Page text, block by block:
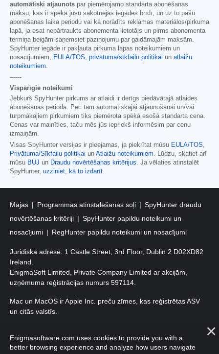
automātiski atjaunots par piemērojamo standarta abonēšanas
maksu, kas ir spēkā jūsu sākotnējās iegādes brīdī, un uz to pašu
abonēšanas laika periodu vai kā norādīts reklāmas materiālos/pirkuma
lapā, ja esat nepārtraukts abonementa lietotājs un pirms abonementa
termiņa beigām saņemsiet paziņojumu par gaidāmajām maksām.
SpyHunter iegāde ir pakļauta pirkuma lapas noteikumiem un
nosacījumiem,
EULA/TOS privātuma/sīkfailu politikai un atlaižu
noteikumiem
------
Vispārīgie noteikumi
Jebkurš SpyHunter pirkums ar atlaidi ir derīgs piedāvātajā atlaides
abonēšanas periodā. Pēc tam automātiskajai atjaunošanai un/vai
turpmākajiem pirkumiem tiks piemērota spēkā esošā standarta cena.
Cenas var mainīties, taču mēs jūs iepriekš informēsim par cenu
izmaiņām.
Visas SpyHunter versijas ir pieejamas, ja piekrītat mūsu EULA/TOS
Privātuma/Sīkfailu politikai un Atlaižu noteikumiem . Lūdzu, skatiet arī
mūsu BUJ un Draudu novērtēšanas kritērijus . Ja vēlaties atinstalēt
SpyHunter, uzziniet, kā to izdarīt
Mājas Programmas atinstalēšanas soļi
SpyHunter draudu
novērtēšanas kritēriji
SpyHunter papildu noteikumi un
nosacījumi
RegHunter papildu noteikumi un nosacījumi
Juridiskā adrese: 1 Castle Street, 3rd Floor, Dublin 2 D02XD82
Ireland.
EnigmaSoft Limited, Private Company Limited ar akcijām,
uzņēmuma reģistrācijas numurs 597114.
Mac un MacOS ir Apple Inc. preču zīmes, kas reģistrētas ASV
un citās valstīs.
aizsargātas.
Enigmasoftware.com uses cookies to provide you with a
better browsing experience and analyze how users navigate